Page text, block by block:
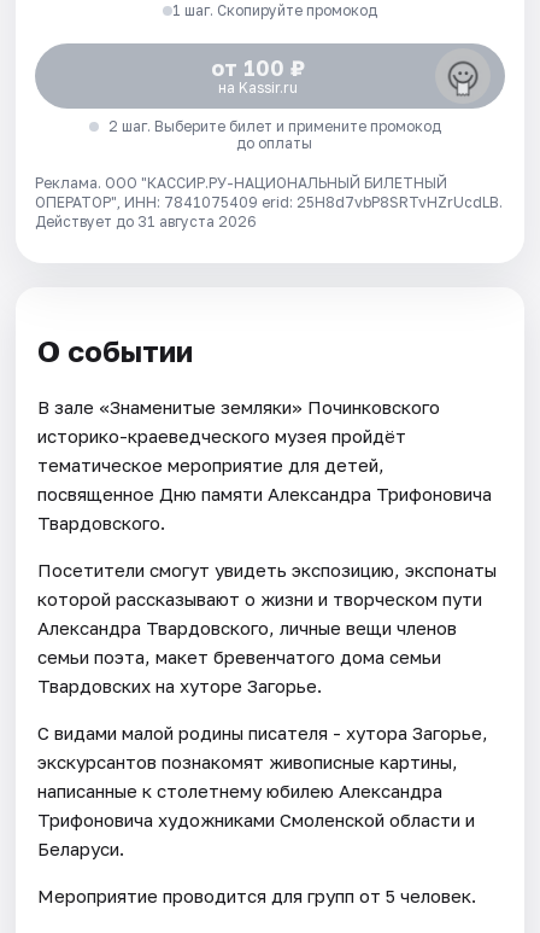
1 шаг. Скопируйте промокод
от 100 ₽
на Kassir.ru
2 шаг. Выберите билет и примените промокод
до оплаты
Реклама. ООО "КАССИР.РУ-НАЦИОНАЛЬНЫЙ БИЛЕТНЫЙ
ОПЕРАТОР", ИНН: 7841075409 erid: 25H8d7vbP8SRTvHZrUcdLB.
Действует до 31 августа 2026
О событии
В зале «Знаменитые земляки» Починковского
историко-краеведческого музея пройдёт
тематическое мероприятие для детей,
посвященное Дню памяти Александра Трифоновича
Твардовского.
Посетители смогут увидеть экспозицию, экспонаты
которой рассказывают о жизни и творческом пути
Александра Твардовского, личные вещи членов
семьи поэта, макет бревенчатого дома семьи
Твардовских на хуторе Загорье.
С видами малой родины писателя - хутора Загорье,
экскурсантов познакомят живописные картины,
написанные к столетнему юбилею Александра
Трифоновича художниками Смоленской области и
Беларуси.
Мероприятие проводится для групп от 5 человек.